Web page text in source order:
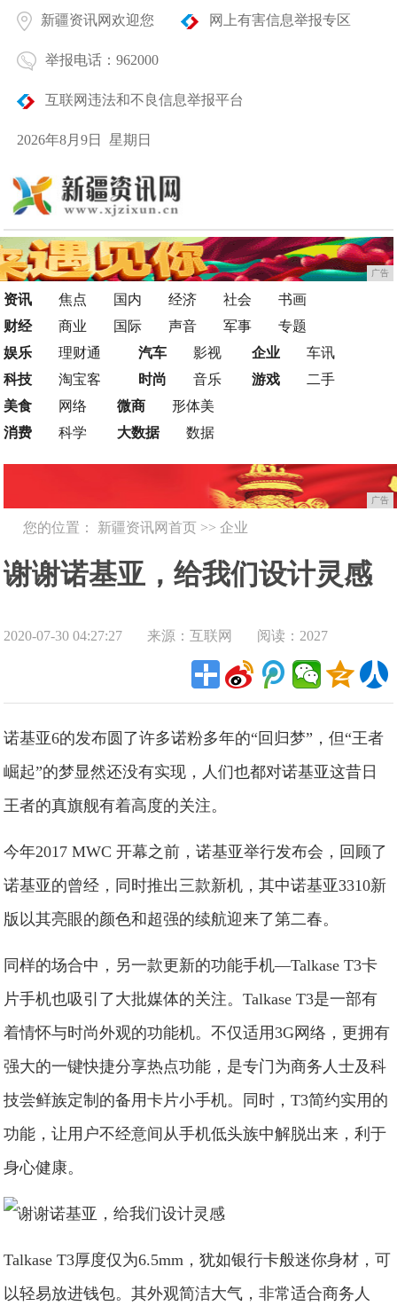
新疆资讯网欢迎您 网上有害信息举报专区
举报电话：962000
互联网违法和不良信息举报平台
2026年8月9日 星期日
广告
资讯 焦点 国内 经济 社会
书画
财经
商业 国际 声音 军事
专题
娱乐
理财通
科技
淘宝客
汽车
影视
时尚
音乐
企业
车讯
游戏
二手
美食
网络
消费
科学
微商
形体美
大数据
数据
广告
您的位置： 新疆资讯网首页 >>企业
谢谢诺基亚，给我们设计灵感
2020-07-30 04:27:27 来源：互联网 阅读：2027
诺基亚6的发布圆了许多诺粉多年的“回归梦”，但“王者
崛起”的梦显然还没有实现，人们也都对诺基亚这昔日
王者的真旗舰有着高度的关注。
今年2017 MWC 开幕之前，诺基亚举行发布会，回顾了
诺基亚的曾经，同时推出三款新机，其中诺基亚3310新
版以其亮眼的颜色和超强的续航迎来了第二春。
同样的场合中，另一款更新的功能手机—Talkase T3卡
片手机也吸引了大批媒体的关注。Talkase T3是一部有
着情怀与时尚外观的功能机。不仅适用3G网络，更拥有
强大的一键快捷分享热点功能，是专门为商务人士及科
技尝鲜族定制的备用卡片小手机。同时，T3简约实用的
功能，让用户不经意间从手机低头族中解脱出来，利于
身心健康。
Talkase T3厚度仅为6.5mm，犹如银行卡般迷你身材，可
以轻易放进钱包。其外观简洁大气，非常适合商务人